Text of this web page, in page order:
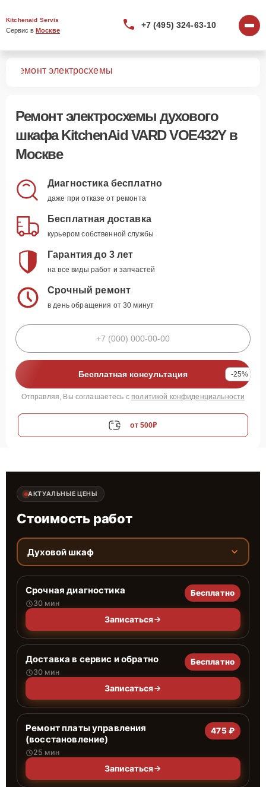
Kitchenaid Servis
Сервис в Москве
+7 (495) 324-63-10
Ремонт электросхемы
Ремонт электросхемы духового
шкафа KitchenAid VARD VOE432Y в
Москве
Диагностика бесплатно
даже при отказе от ремонта
Бесплатная доставка
курьером собственной службы
Гарантия до 3 лет
на все виды работ и запчастей
Срочный ремонт
в день обращения от 30 минут
Бесплатная консультация -25%
Отправляя, Вы соглашаетесь с политикой конфиденциальности
от 500₽
АКТУАЛЬНЫЕ ЦЕНЫ
Стоимость работ
Духовой шкаф
Срочная диагностика
30 мин
Бесплатно
Записаться
Доставка в сервис и обратно
30 мин
Бесплатно
Записаться
Ремонт платы управления
(восстановление)
25 мин
475 ₽
Записаться